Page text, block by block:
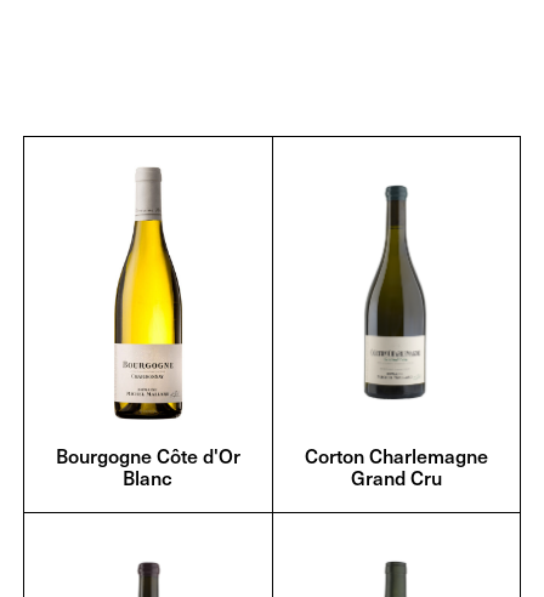
Bourgogne Côte d'Or
Blanc
Corton Charlemagne
Grand Cru